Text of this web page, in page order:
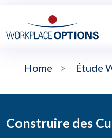
Home > Étude
Construire des